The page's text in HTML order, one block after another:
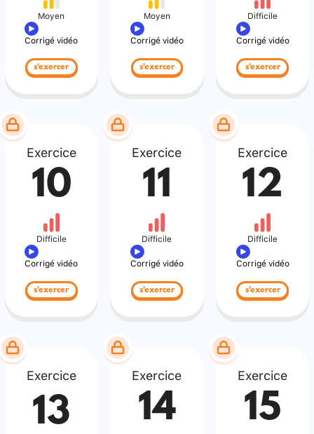
Moyen
Corrigé vidéo
s'exercer
Moyen
Corrigé vidéo
s'exercer
Difficile
Corrigé vidéo
s'exercer
Exercice
10
Difficile
Corrigé vidéo
s'exercer
Exercice
11
Difficile
Corrigé vidéo
s'exercer
Exercice
12
Difficile
Corrigé vidéo
s'exercer
Exercice
13
Exercice
14
Exercice
15